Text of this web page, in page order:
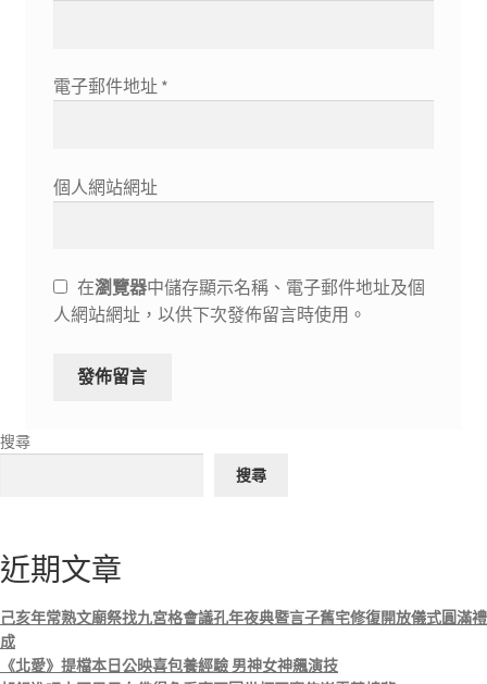
電子郵件地址 *
個人網站網址
在瀏覽器中儲存顯示名稱、電子郵件地址及個
人網站網址，以供下次發佈留言時使用。
搜尋
搜尋
近期文章
己亥年常熟文廟祭找九宮格會議孔年夜典暨言子舊宅修復開放儀式圓滿禮
成
《北愛》提檔本日公映喜包養經驗 男神女神飆演技